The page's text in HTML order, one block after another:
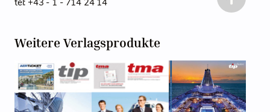
tel: +43 - 1 - 714 24 14
Weitere Verlagsprodukte